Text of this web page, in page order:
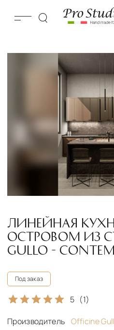
ЛИНЕЙНАЯ
ОСТРОВОМ ИЗ
GULLO -
Под заказ
5 (1)
Производитель
Officine